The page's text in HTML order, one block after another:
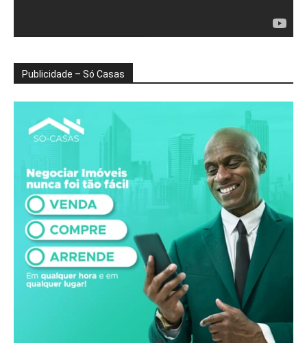
Publicidade – Só Casas